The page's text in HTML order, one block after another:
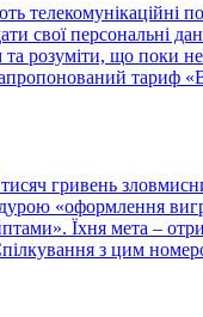
свої
розуміти, що поки
тариф
гривень
«оформлення
Їхня мета –
з цим